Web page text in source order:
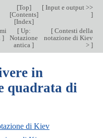
[Top]
[Contents]
[Index]
[Input e output >>
]
]
[Up:
Notazione
antica]
[Contesti della
notazione di Kiev
> ]
in
quadrata di
di Kiev